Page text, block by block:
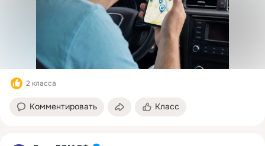
2 класса
Комментировать Класс